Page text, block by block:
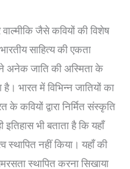
जैसे कवियों की विशेष
साहित्य की एकता
अनेक जाति की अस्मिता के
भारत में विभिन्न जातियों का
के कवियों द्वारा निर्मित संस्कृति
भी बताता है कि यहाँ
स्थापित नहीं किया। यहाँ की
स्थापित करना सिखाया